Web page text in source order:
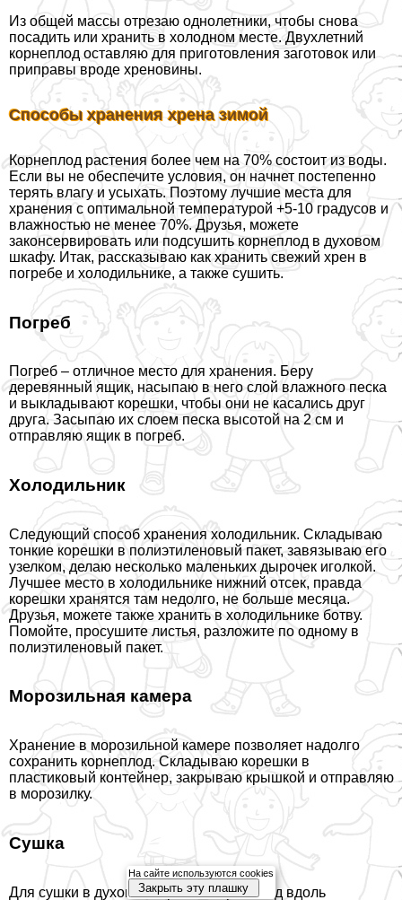
Из общей массы отрезаю однолетники, чтобы снова
посадить или хранить в холодном месте. Двухлетний
корнеплод оставляю для приготовления заготовок или
приправы вроде хреновины.
Способы хранения хрена зимой
Корнеплод растения более чем на 70% состоит из воды.
Если вы не обеспечите условия, он начнет постепенно
терять влагу и усыхать. Поэтому лучшие места для
хранения с оптимальной температурой +5-10 градусов и
влажностью не менее 70%. Друзья, можете
законсервировать или подсушить корнеплод в духовом
шкафу. Итак, рассказываю как хранить свежий хрен в
погребе и холодильнике, а также сушить.
Погреб
Погреб – отличное место для хранения. Беру
деревянный ящик, насыпаю в него слой влажного песка
и выкладывают корешки, чтобы они не касались друг
друга. Засыпаю их слоем песка высотой на 2 см и
отправляю ящик в погреб.
Холодильник
Следующий способ хранения холодильник. Складываю
тонкие корешки в полиэтиленовый пакет, завязываю его
узелком, делаю несколько маленьких дырочек иголкой.
Лучшее место в холодильнике нижний отсек, правда
корешки хранятся там недолго, не больше месяца.
Друзья, можете также хранить в холодильнике ботву.
Помойте, просушите листья, разложите по одному в
полиэтиленовый пакет.
Морозильная камера
Хранение в морозильной камере позволяет надолго
сохранить корнеплод. Складываю корешки в
пластиковый контейнер, закрываю крышкой и отправляю
в морозилку.
Сушка
Для сушки в духовке нарезаю корнеплод вдоль
На сайте используются cookies
Закрыть эту плашку